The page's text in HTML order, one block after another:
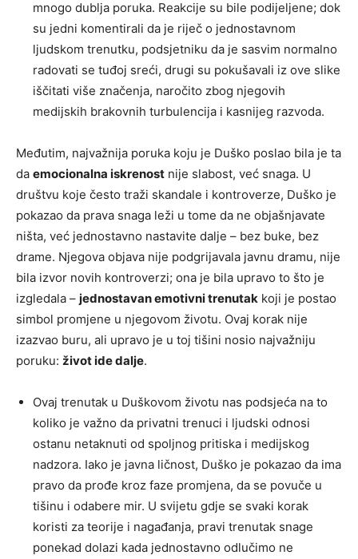
mnogo dublja poruka. Reakcije su bile podijeljene; dok
su jedni komentirali da je riječ o jednostavnom
ljudskom trenutku, podsjetniku da je sasvim normalno
radovati se tuđoj sreći, drugi su pokušavali iz ove slike
iščitati više značenja, naročito zbog njegovih
medijskih brakovnih turbulencija i kasnijeg razvoda.
Međutim, najvažnija poruka koju je Duško poslao bila je ta
da emocionalna iskrenost nije slabost, već snaga. U
društvu koje često traži skandale i kontroverze, Duško je
pokazao da prava snaga leži u tome da ne objašnjavate
ništa, već jednostavno nastavite dalje – bez buke, bez
drame. Njegova objava nije podgrijavala javnu dramu, nije
bila izvor novih kontroverzi; ona je bila upravo to što je
izgledala – jednostavan emotivni trenutak koji je postao
simbol promjene u njegovom životu. Ovaj korak nije
izazvao buru, ali upravo je u toj tišini nosio najvažniju
poruku: život ide dalje.
Ovaj trenutak u Duškovom životu nas podsjeća na to
koliko je važno da privatni trenuci i ljudski odnosi
ostanu netaknuti od spoljnog pritiska i medijskog
nadzora. Iako je javna ličnost, Duško je pokazao da ima
pravo da prođe kroz faze promjena, da se povuče u
tišinu i odabere mir. U svijetu gdje se svaki korak
koristi za teorije i nagađanja, pravi trenutak snage
ponekad dolazi kada jednostavno odlučimo ne